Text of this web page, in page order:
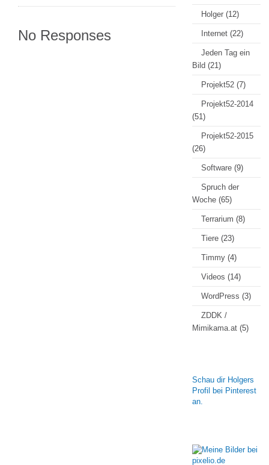
No Responses
Holger (12)
Internet (22)
Jeden Tag ein
Bild (21)
Projekt52 (7)
Projekt52-2014
(51)
Projekt52-2015
(26)
Software (9)
Spruch der
Woche (65)
Terrarium (8)
Tiere (23)
Timmy (4)
Videos (14)
WordPress (3)
ZDDK /
Mimikama.at (5)
Schau dir Holgers
Profil bei Pinterest
an.